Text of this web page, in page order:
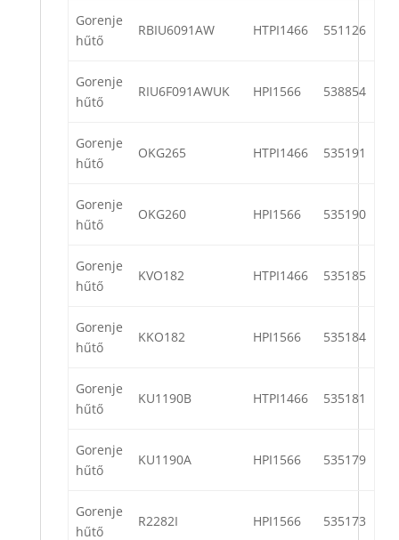
Gorenje
hűtő
RBIU6091AW HTPI1466 551126
Gorenje
hűtő
RIU6F091AWUK HPI1566 538854
Gorenje
hűtő
OKG265 HTPI1466 535191
Gorenje
hűtő
OKG260 HPI1566 535190
Gorenje
hűtő
KVO182 HTPI1466 535185
Gorenje
hűtő
KKO182 HPI1566 535184
Gorenje
hűtő
KU1190B HTPI1466 535181
Gorenje
hűtő
KU1190A HPI1566 535179
Gorenje
hűtő
R2282I HPI1566 535173